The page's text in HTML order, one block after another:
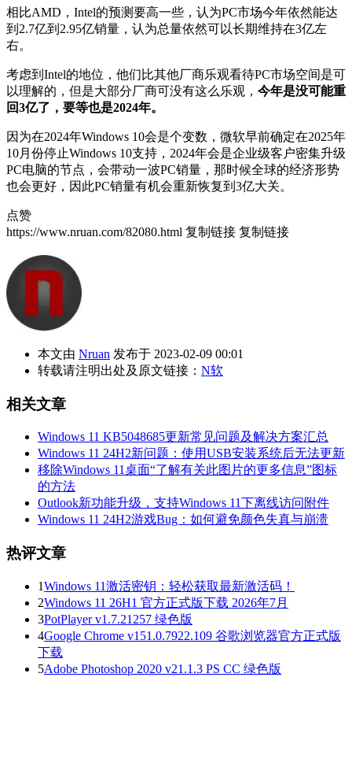
相比AMD，Intel的预测要高一些，认为PC市场今年依然能达
到2.7亿到2.95亿销量，认为总量依然可以长期维持在3亿左
右。
考虑到Intel的地位，他们比其他厂商乐观看待PC市场空间是可
以理解的，但是大部分厂商可没有这么乐观， 今年是没可能重
回3亿了，要等也是2024年。
因为在2024年Windows 10会是个变数，微软早前确定在2025年
10月份停止Windows 10支持，2024年会是企业级客户密集升级
PC电脑的节点，会带动一波PC销量，那时候全球的经济形势
也会更好，因此PC销量有机会重新恢复到3亿大关。
点赞
https://www.nruan.com/82080.html 复制链接 复制链接
本文由 Nruan 发布于 2023-02-09 00:01
转载请注明出处及原文链接： N软
相关文章
Windows 11 KB5048685更新常见问题及解决方案汇总
Windows 11 24H2新问题：使用USB安装系统后无法更新
移除Windows 11桌面“了解有关此图片的更多信息”图标
的方法
Outlook新功能升级，支持Windows 11下离线访问附件
Windows 11 24H2游戏Bug：如何避免颜色失真与崩溃
热评文章
1Windows 11激活密钥：轻松获取最新激活码！
2Windows 11 26H1 官方正式版下载 2026年7月
3PotPlayer v1.7.21257 绿色版
4Google Chrome v151.0.7922.109 谷歌浏览器官方正式版
下载
5Adobe Photoshop 2020 v21.1.3 PS CC 绿色版